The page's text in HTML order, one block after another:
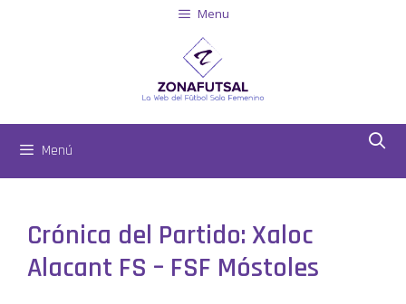
Menu
Menú
Crónica del Partido: Xaloc
Alacant FS – FSF Móstoles